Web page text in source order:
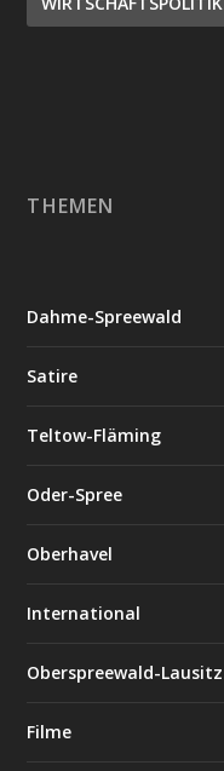
THEMEN
Dahme-Spreewald
Satire
Teltow-Fläming
Oder-Spree
Oberhavel
International
Oberspreewald-Lausitz
Filme